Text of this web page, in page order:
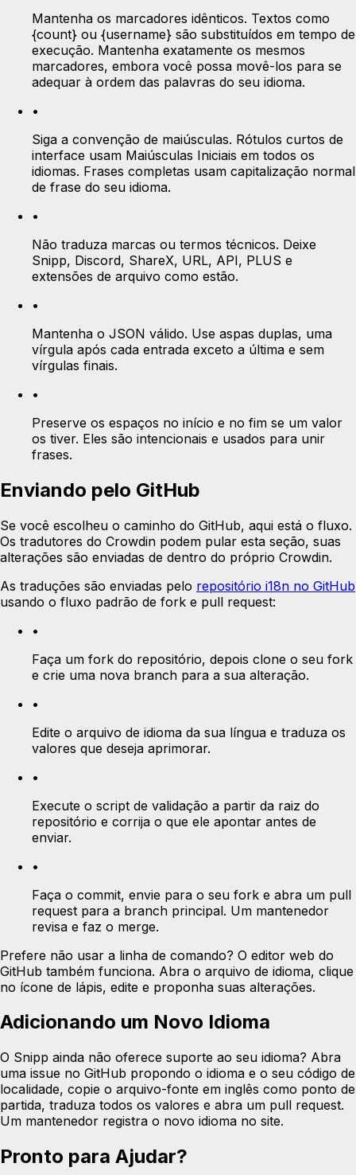
Mantenha os marcadores idênticos. Textos como
{count} ou {username} são substituídos em tempo de
execução. Mantenha exatamente os mesmos
marcadores, embora você possa movê-los para se
adequar à ordem das palavras do seu idioma.
•
Siga a convenção de maiúsculas. Rótulos curtos de
interface usam Maiúsculas Iniciais em todos os
idiomas. Frases completas usam capitalização normal
de frase do seu idioma.
•
Não traduza marcas ou termos técnicos. Deixe
Snipp, Discord, ShareX, URL, API, PLUS e
extensões de arquivo como estão.
•
Mantenha o JSON válido. Use aspas duplas, uma
vírgula após cada entrada exceto a última e sem
vírgulas finais.
•
Preserve os espaços no início e no fim se um valor
os tiver. Eles são intencionais e usados para unir
frases.
Enviando pelo GitHub
Se você escolheu o caminho do GitHub, aqui está o fluxo.
Os tradutores do Crowdin podem pular esta seção, suas
alterações são enviadas de dentro do próprio Crowdin.
As traduções são enviadas pelo repositório i18n no GitHub
usando o fluxo padrão de fork e pull request:
•
Faça um fork do repositório, depois clone o seu fork
e crie uma nova branch para a sua alteração.
•
Edite o arquivo de idioma da sua língua e traduza os
valores que deseja aprimorar.
•
Execute o script de validação a partir da raiz do
repositório e corrija o que ele apontar antes de
enviar.
•
Faça o commit, envie para o seu fork e abra um pull
request para a branch principal. Um mantenedor
revisa e faz o merge.
Prefere não usar a linha de comando? O editor web do
GitHub também funciona. Abra o arquivo de idioma, clique
no ícone de lápis, edite e proponha suas alterações.
Adicionando um Novo Idioma
O Snipp ainda não oferece suporte ao seu idioma? Abra
uma issue no GitHub propondo o idioma e o seu código de
localidade, copie o arquivo-fonte em inglês como ponto de
partida, traduza todos os valores e abra um pull request.
Um mantenedor registra o novo idioma no site.
Pronto para Ajudar?